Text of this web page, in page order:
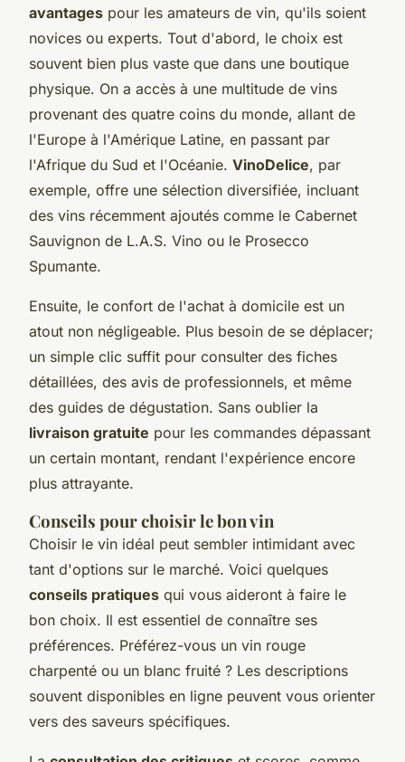
avantages pour les amateurs de vin, qu'ils soient
novices ou experts. Tout d'abord, le choix est
souvent bien plus vaste que dans une boutique
physique. On a accès à une multitude de vins
provenant des quatre coins du monde, allant de
l'Europe à l'Amérique Latine, en passant par
l'Afrique du Sud et l'Océanie. VinoDelice, par
exemple, offre une sélection diversifiée, incluant
des vins récemment ajoutés comme le Cabernet
Sauvignon de L.A.S. Vino ou le Prosecco
Spumante.
Ensuite, le confort de l'achat à domicile est un
atout non négligeable. Plus besoin de se déplacer;
un simple clic suffit pour consulter des fiches
détaillées, des avis de professionnels, et même
des guides de dégustation. Sans oublier la
livraison gratuite pour les commandes dépassant
un certain montant, rendant l'expérience encore
plus attrayante.
Conseils pour choisir le bon vin
Choisir le vin idéal peut sembler intimidant avec
tant d'options sur le marché. Voici quelques
conseils pratiques qui vous aideront à faire le
bon choix. Il est essentiel de connaître ses
préférences. Préférez-vous un vin rouge
charpenté ou un blanc fruité ? Les descriptions
souvent disponibles en ligne peuvent vous orienter
vers des saveurs spécifiques.